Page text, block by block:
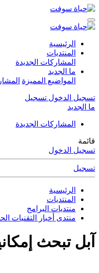
الرئيسية
المنتديات
المشاركات الجديدة
ما الجديد
المواضيع المميزة
تسجيل الدخول تسجيل
ما الجديد
المشاركات الجديدة
قائمة
تسجيل الدخول
تسجيل
الرئيسية
المنتديات
منتديات البرامج
منتدى أخبار التقنيات
آبل تبحث